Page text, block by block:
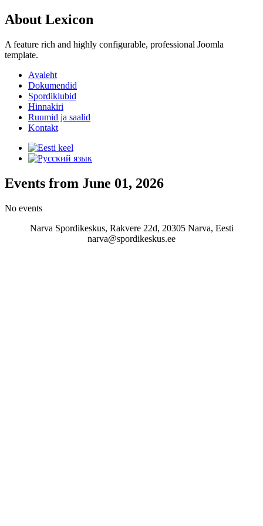
About Lexicon
A feature rich and highly configurable, professional Joomla
template.
Avaleht
Dokumendid
Spordiklubid
Hinnakiri
Ruumid ja saalid
Kontakt
Events from June 01, 2026
No events
Narva Spordikeskus, Rakvere 22d, 20305 Narva, Eesti
narva@spordikeskus.ee